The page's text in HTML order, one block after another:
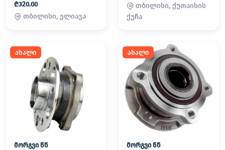
₾320.00
თბილისი, ელიავა
თბილისი, ქუთაისის
ქუჩა
ახალი
მორგვი წნ
ახალი
მორგვი წნ